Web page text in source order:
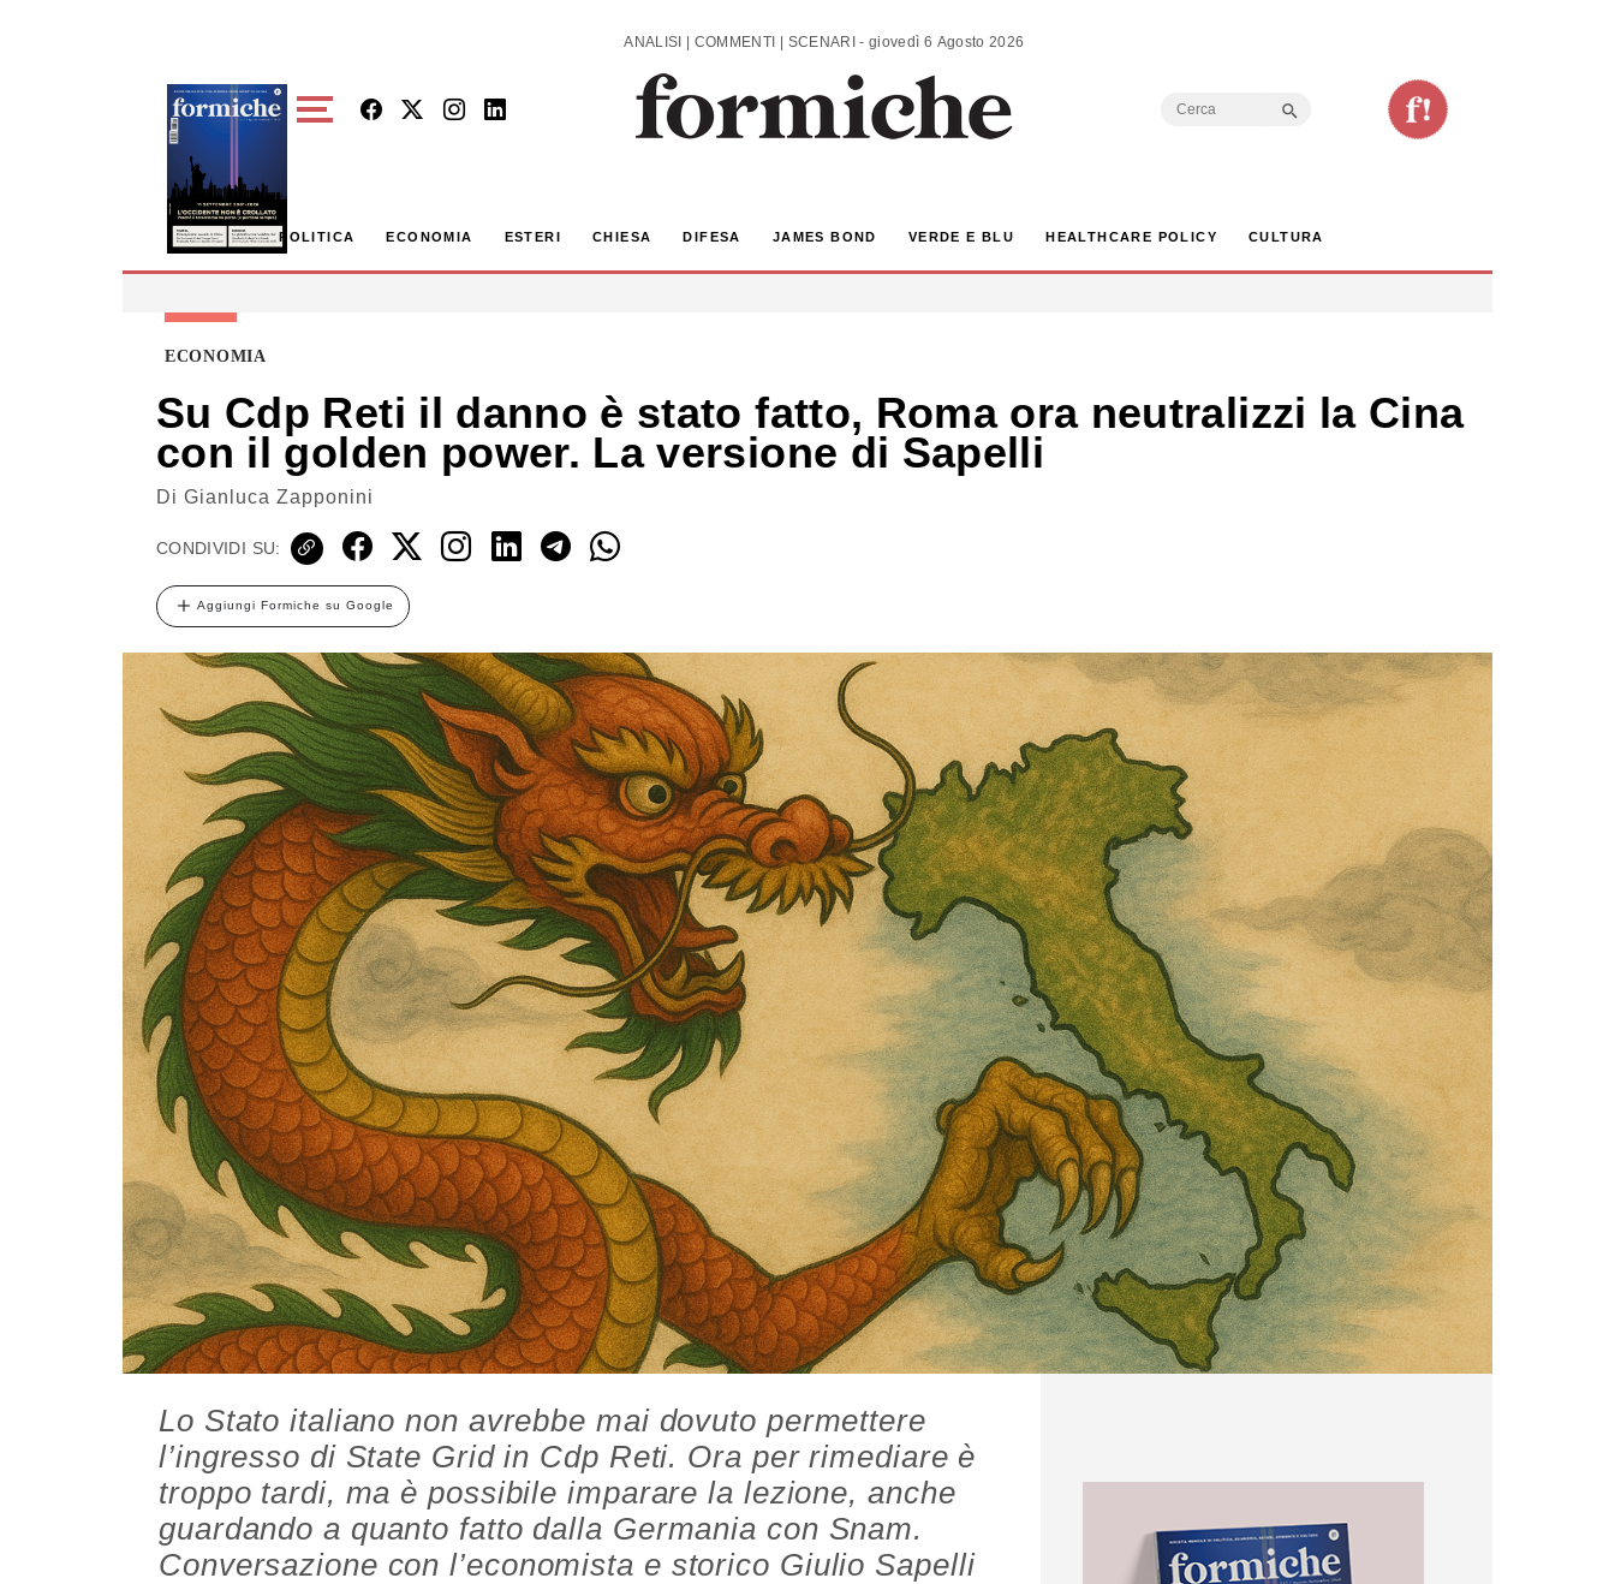
ANALISI | COMMENTI | SCENARI - giovedì 6 Agosto 2026
Search
POLITICA ECONOMIA ESTERI CHIESA DIFESA JAMES BOND VERDE E BLU HEALTHCARE POLICY CULTURA
ECONOMIA
Su Cdp Reti il danno è stato fatto, Roma ora neutralizzi la Cina
con il golden power. La versione di Sapelli
Di Gianluca Zapponini
CONDIVIDI SU:
Aggiungi Formiche su Google
Lo Stato italiano non avrebbe mai dovuto permettere
l’ingresso di State Grid in Cdp Reti. Ora per rimediare è
troppo tardi, ma è possibile imparare la lezione, anche
guardando a quanto fatto dalla Germania con Snam.
Conversazione con l’economista e storico Giulio Sapelli